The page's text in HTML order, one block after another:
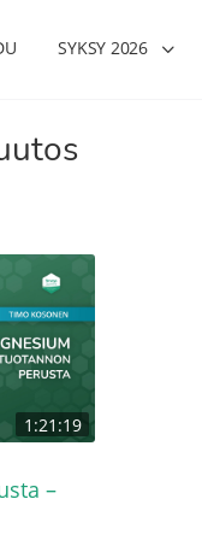
SYKSY 2026
1:21:19
–